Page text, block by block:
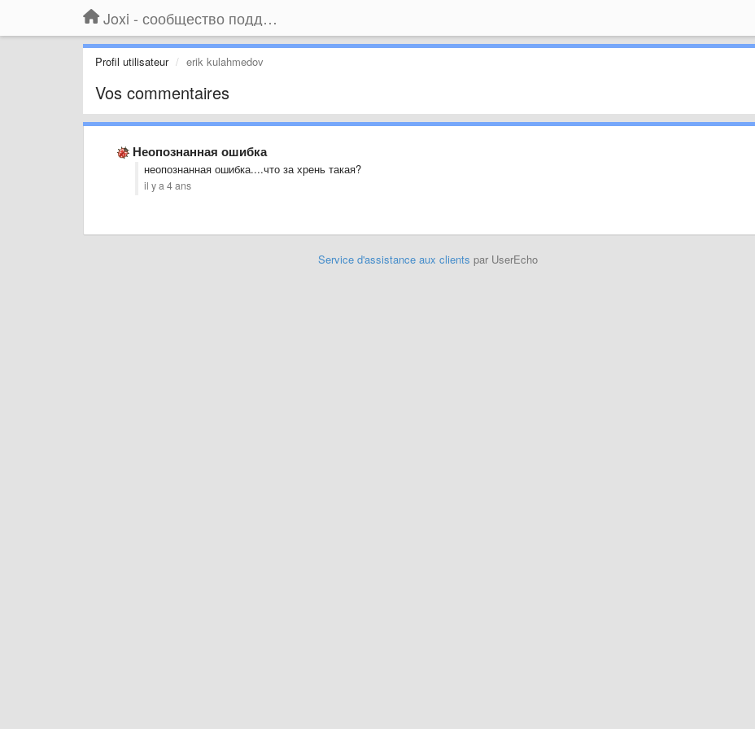
Joxi - сообщество поддержки
Profil utilisateur erik kulahmedov
Vos commentaires
Неопознанная ошибка
неопознанная ошибка....что за хрень такая?
il y a 4 ans
Service d'assistance aux clients par UserEcho